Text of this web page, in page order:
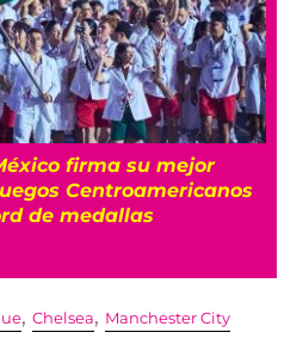
firma su mejor
Centroamericanos
de medallas
,Chelsea, Manchester City